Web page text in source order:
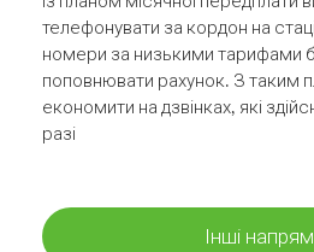
телефонувати за кордон на
номери за низькими тарифами
поповнювати рахунок. З таким
економити на дзвінках, які
разі
Інші